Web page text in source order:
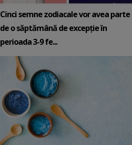
Cinci semne zodiacale vor avea parte
de o săptămână de excepție în
perioada 3-9 fe...